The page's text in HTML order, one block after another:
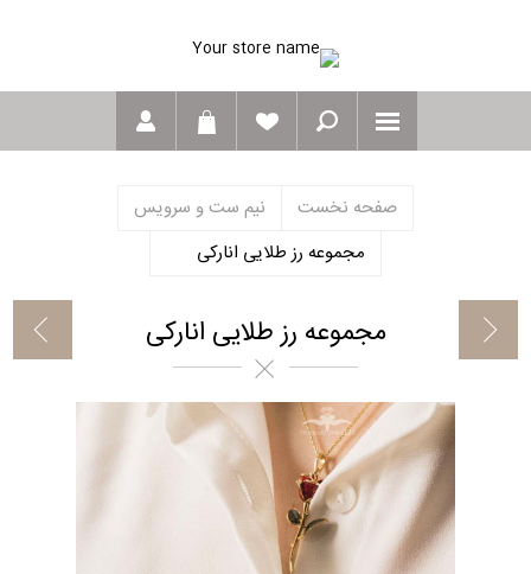
صفحه نخست
نیم ست و سرویس
مجموعه رز طلایی انارکی
مجموعه رز طلایی انارکی